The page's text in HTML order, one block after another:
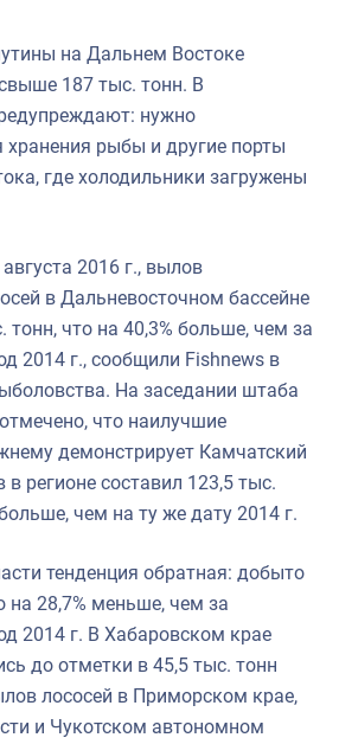
литература
нравственных ценностей
и мире
на Дальнем Востоке
187 тыс. тонн. В
нужно
хранения рыбы и другие порты
где холодильники загружены
2016 г., вылов
в Дальневосточном бассейне
тонн, что на 40,3% больше, чем за
2014 г., сообщили Fishnews в
На заседании штаба
что наилучшие
демонстрирует Камчатский
регионе составил 123,5 тыс.
чем на ту же дату 2014 г.
тенденция обратная: добыто
на 28,7% меньше, чем за
2014 г. В Хабаровском крае
до отметки в 45,5 тыс. тонн
лососей в Приморском крае,
и Чукотском автономном